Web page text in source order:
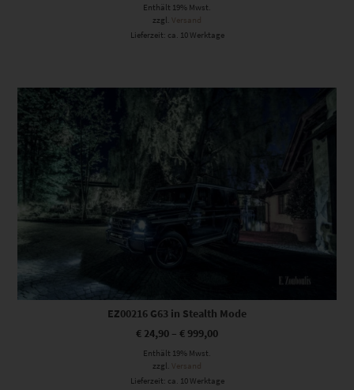
Enthält 19% Mwst.
zzgl. Versand
Lieferzeit: ca. 10 Werktage
Dieses Produkt weist mehrere Varianten auf. Die Optionen können auf der Produktseite gewählt werden
EZ00216 G63 in Stealth Mode
€ 24,90 – € 999,00
Enthält 19% Mwst.
zzgl.
Versand
Lieferzeit: ca. 10 Werktage